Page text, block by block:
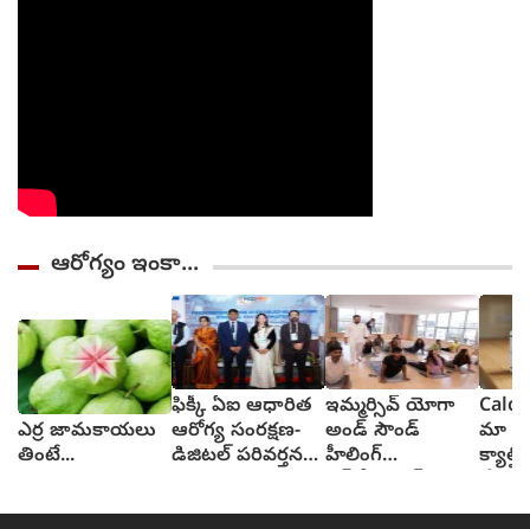
ఆరోగ్యం ఇంకా...
ఎర్ర జామకాయలు
తింటే...
ఫిక్కీ ఏఐ ఆధారిత
ఆరోగ్య సంరక్షణ-
డిజిటల్ పరివర్తన
ఇమ్మర్సివ్ యోగా
అండ్ సౌండ్
హీలింగ్
మా